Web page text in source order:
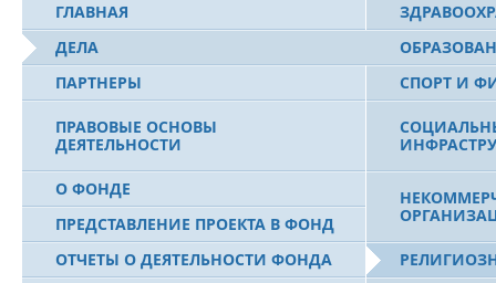
ГЛАВНАЯ
ДЕЛА
ПАРТНЕРЫ
ПРАВОВЫЕ ОСНОВЫ
ДЕЯТЕЛЬНОСТИ
О ФОНДЕ
ПРЕДСТАВЛЕНИЕ ПРОЕКТА В ФОНД
ОТЧЕТЫ О ДЕЯТЕЛЬНОСТИ ФОНДА
СПОРТ И